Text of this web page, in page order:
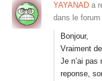
YAYANAD a
dans le forum
Bonjour,
Vraiment
Je n’ai pas
reponse,